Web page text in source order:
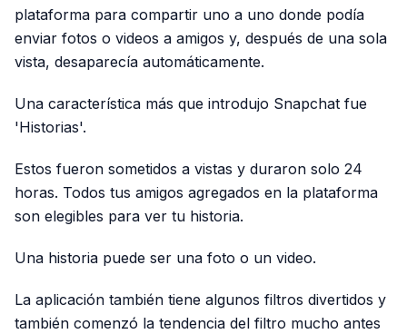
plataforma para compartir uno a uno donde podía
enviar fotos o videos a amigos y, después de una sola
vista, desaparecía automáticamente.
Una característica más que introdujo Snapchat fue
'Historias'.
Estos fueron sometidos a vistas y duraron solo 24
horas. Todos tus amigos agregados en la plataforma
son elegibles para ver tu historia.
Una historia puede ser una foto o un video.
La aplicación también tiene algunos filtros divertidos y
también comenzó la tendencia del filtro mucho antes